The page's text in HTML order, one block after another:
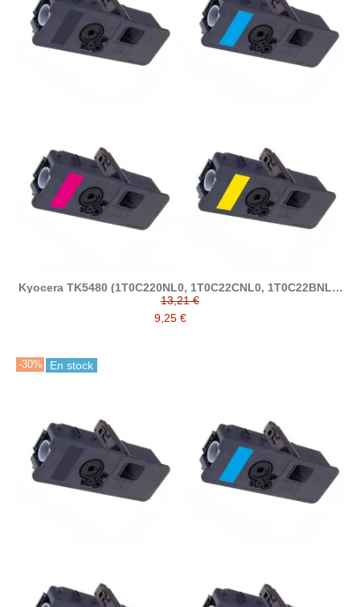
Kyocera TK5480 (1T0C220NL0, 1T0C22CNL0, 1T0C22BNL0,
1T0C22ANL0) tóner compatible
13,21 €
9,25 €
-30% En stock